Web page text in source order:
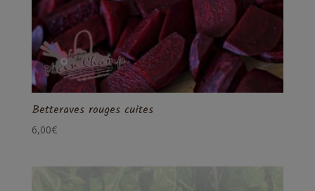
Betteraves rouges cuites
6,00€